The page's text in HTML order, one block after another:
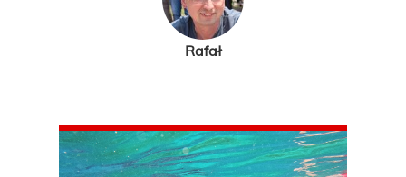
Rafał